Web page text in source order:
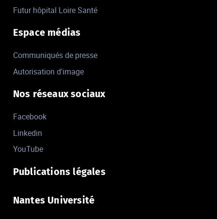
Futur hôpital Loire Santé
Espace médias
Communiqués de presse
Autorisation d'image
Nos réseaux sociaux
Facebook
Linkedin
YouTube
Publications légales
Nantes Université